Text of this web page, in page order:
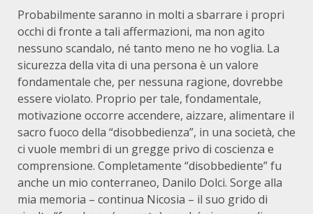
Probabilmente saranno in molti a sbarrare i propri
occhi di fronte a tali affermazioni, ma non agito
nessuno scandalo, né tanto meno ne ho voglia. La
sicurezza della vita di una persona è un valore
fondamentale che, per nessuna ragione, dovrebbe
essere violato. Proprio per tale, fondamentale,
motivazione occorre accendere, aizzare, alimentare il
sacro fuoco della “disobbedienza”, in una società, che
ci vuole membri di un gregge privo di coscienza e
comprensione. Completamente “disobbediente” fu
anche un mio conterraneo, Danilo Dolci. Sorge alla
mia memoria – continua Nicosia – il suo grido di